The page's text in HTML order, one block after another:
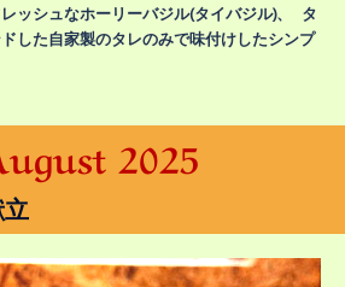
ッシュなホーリーバジル(タイバジル)、 タ
した自家製のタレのみで味付けしたシンプ
2025